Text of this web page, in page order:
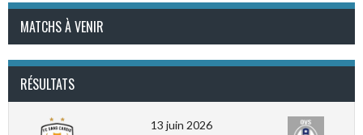
MATCHS À VENIR
RÉSULTATS
13 juin 2026